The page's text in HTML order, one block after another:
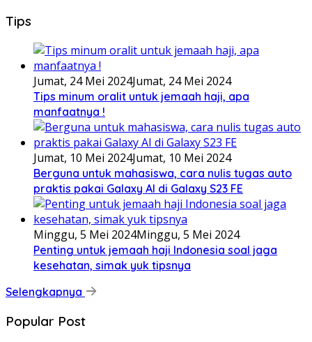
Tips
Jumat, 24 Mei 2024Jumat, 24 Mei 2024
Tips minum oralit untuk jemaah haji, apa
manfaatnya !
Jumat, 10 Mei 2024Jumat, 10 Mei 2024
Berguna untuk mahasiswa, cara nulis tugas auto
praktis pakai Galaxy AI di Galaxy S23 FE
Minggu, 5 Mei 2024Minggu, 5 Mei 2024
Penting untuk jemaah haji Indonesia soal jaga
kesehatan, simak yuk tipsnya
Selengkapnya
Popular Post